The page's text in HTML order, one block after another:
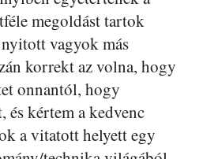
megoldást tartok
vagyok más
korrekt az volna, hogy
onnantól, hogy
és kértem a kedvenc
a vitatott helyett egy